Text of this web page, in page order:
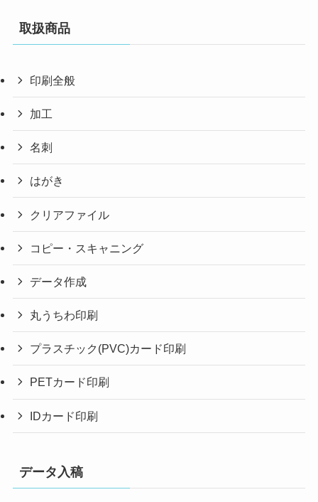
取扱商品
印刷全般
加工
名刺
はがき
クリアファイル
コピー・スキャニング
データ作成
丸うちわ印刷
プラスチック(PVC)カード印刷
PETカード印刷
IDカード印刷
データ入稿